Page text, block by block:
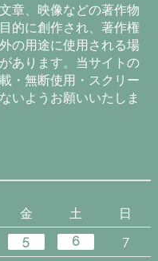
章、映像などの著作物
的に創作され、著作権
の用途に使用される場
あります。当サイトの
・無断使用・スクリー
いようお願いいたしま
金 土
日
5 6
7